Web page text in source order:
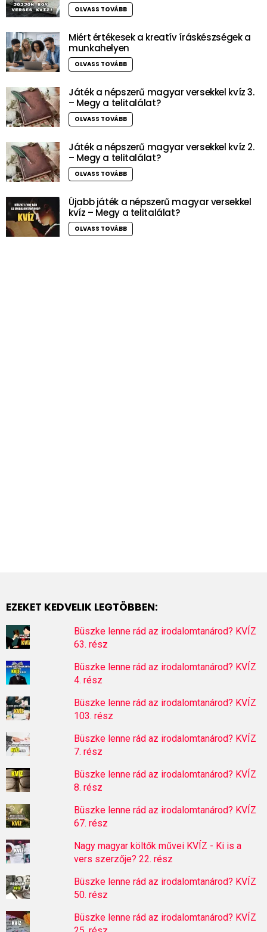
OLVASS TOVÁBB
Miért értékesek a kreatív íráskészségek a
munkahelyen
OLVASS TOVÁBB
Játék a népszerű magyar versekkel kvíz 3.
– Megy a telitalálat?
OLVASS TOVÁBB
Játék a népszerű magyar versekkel kvíz 2.
– Megy a telitalálat?
OLVASS TOVÁBB
Újabb játék a népszerű magyar versekkel
kvíz – Megy a telitalálat?
OLVASS TOVÁBB
EZEKET KEDVELIK LEGTÖBBEN:
Büszke lenne rád az irodalomtanárod? KVÍZ
63. rész
Büszke lenne rád az irodalomtanárod? KVÍZ
4. rész
Büszke lenne rád az irodalomtanárod? KVÍZ
103. rész
Büszke lenne rád az irodalomtanárod? KVÍZ
7. rész
Büszke lenne rád az irodalomtanárod? KVÍZ
8. rész
Büszke lenne rád az irodalomtanárod? KVÍZ
67. rész
Nagy magyar költők művei KVÍZ - Ki is a
vers szerzője? 22. rész
Büszke lenne rád az irodalomtanárod? KVÍZ
50. rész
Büszke lenne rád az irodalomtanárod? KVÍZ